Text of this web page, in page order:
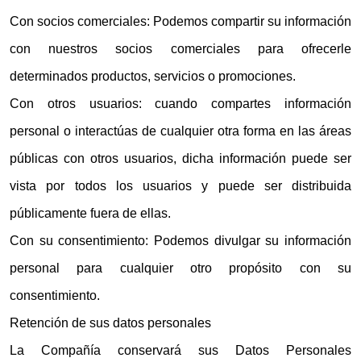
Con socios comerciales: Podemos compartir su información
con nuestros socios comerciales para ofrecerle
determinados productos, servicios o promociones.
Con otros usuarios: cuando compartes información
personal o interactúas de cualquier otra forma en las áreas
públicas con otros usuarios, dicha información puede ser
vista por todos los usuarios y puede ser distribuida
públicamente fuera de ellas.
Con su consentimiento: Podemos divulgar su información
personal para cualquier otro propósito con su
consentimiento.
Retención de sus datos personales
La Compañía conservará sus Datos Personales